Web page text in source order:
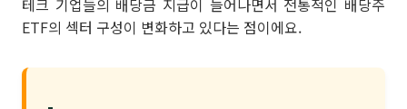
테크 기업들의 배당금 지급이 늘어나면서 전통적인 배당주
ETF의 섹터 구성이 변화하고 있다는 점이에요.